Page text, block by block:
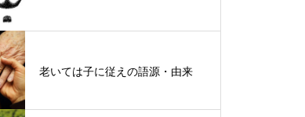
老いては子に従えの語源・由来